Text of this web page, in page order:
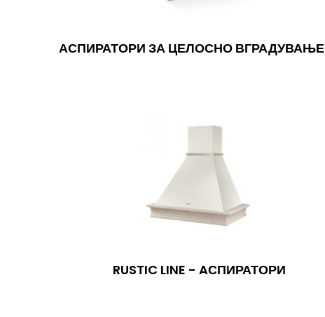
АСПИРАТОРИ ЗА ЦЕЛОСНО ВГРАДУВАЊЕ
RUSTIC LINE - AСПИРАТОРИ